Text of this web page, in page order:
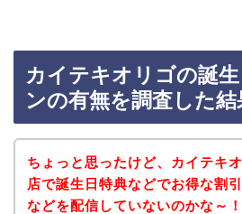
カイテキオリゴの誕
ンの有無を調査した結
ちょっと思ったけど、カイテキ
店で誕生日特典などでお得な割
などを配信していないのかな～